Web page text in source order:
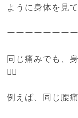
ように身体を見
ーーーーーーー
同じ痛みでも、
🧍‍♂️
例えば、同じ腰痛